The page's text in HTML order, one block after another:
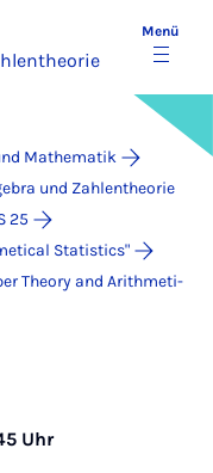
Menü
Mathematik
und Zahlentheorie
25
Statistics"
Theo­ry and Arith­me­ti­
Uhr